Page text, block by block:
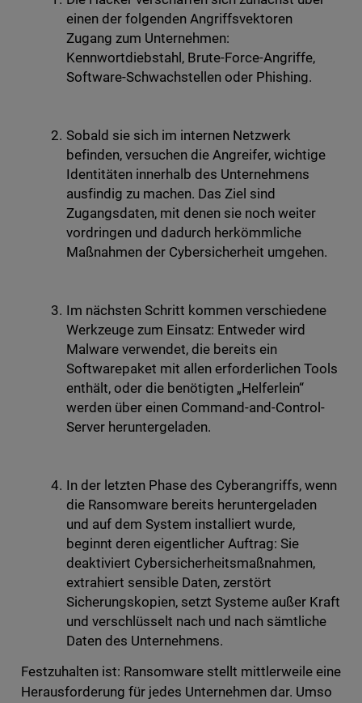
einen der folgenden Angriffsvektoren
Zugang zum Unternehmen:
Kennwortdiebstahl, Brute-Force-Angriffe,
Software-Schwachstellen oder Phishing.
Sobald sie sich im internen Netzwerk
befinden, versuchen die Angreifer, wichtige
Identitäten innerhalb des Unternehmens
ausfindig zu machen. Das Ziel sind
Zugangsdaten, mit denen sie noch weiter
vordringen und dadurch herkömmliche
Maßnahmen der Cybersicherheit umgehen.
Im nächsten Schritt kommen verschiedene
Werkzeuge zum Einsatz: Entweder wird
Malware verwendet, die bereits ein
Softwarepaket mit allen erforderlichen Tools
enthält, oder die benötigten „Helferlein“
werden über einen Command-and-Control-
Server heruntergeladen.
In der letzten Phase des Cyberangriffs, wenn
die Ransomware bereits heruntergeladen
und auf dem System installiert wurde,
beginnt deren eigentlicher Auftrag: Sie
deaktiviert Cybersicherheitsmaßnahmen,
extrahiert sensible Daten, zerstört
Sicherungskopien, setzt Systeme außer Kraft
und verschlüsselt nach und nach sämtliche
Daten des Unternehmens.
Festzuhalten ist: Ransomware stellt mittlerweile eine
Herausforderung für jedes Unternehmen dar. Umso